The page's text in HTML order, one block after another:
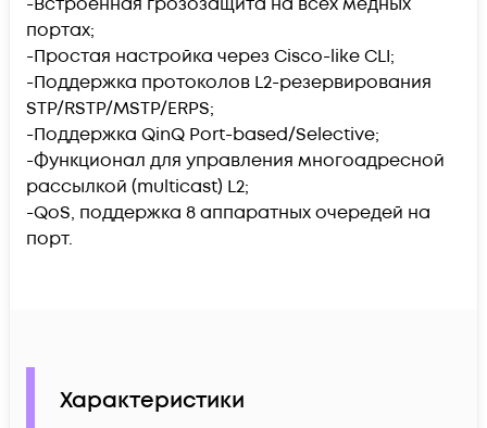
портах;
-Простая настройка через Cisco-like CLI;
-Поддержка протоколов L2-резервирования
STP/RSTP/MSTP/ERPS;
-Поддержка QinQ Port-based/Selective;
-Функционал для управления многоадресной
рассылкой (multicast) L2;
-QoS, поддержка 8 аппаратных очередей на
порт.
Характеристики